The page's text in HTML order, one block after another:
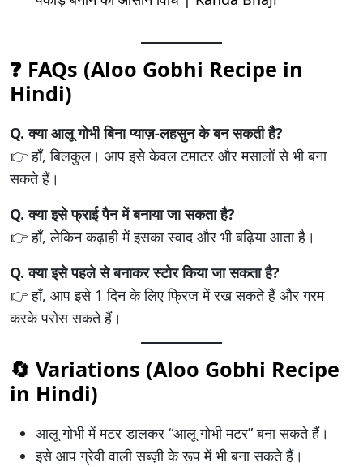
❓ FAQs (Aloo Gobhi Recipe in
Hindi)
Q. क्या आलू गोभी बिना प्याज़-लहसुन के बन सकती है?
👉 हाँ, बिलकुल। आप इसे केवल टमाटर और मसालों से भी बना
सकते हैं।
Q. क्या इसे फ्राई पैन में बनाया जा सकता है?
👉 हाँ, लेकिन कढ़ाही में इसका स्वाद और भी बढ़िया आता है।
Q. क्या इसे पहले से बनाकर स्टोर किया जा सकता है?
👉 हाँ, आप इसे 1 दिन के लिए फ्रिज में रख सकते हैं और गरम
करके परोस सकते हैं।
🔄 Variations (Aloo Gobhi Recipe
in Hindi)
आलू गोभी में मटर डालकर “आलू गोभी मटर” बना सकते हैं।
इसे आप ग्रेवी वाली सब्ज़ी के रूप में भी बना सकते हैं।